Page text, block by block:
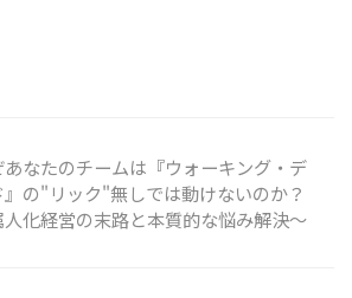
あなたのチームは『ウォーキング・デ
』の"リック"無しでは動けないのか？
人化経営の末路と本質的な悩み解決～